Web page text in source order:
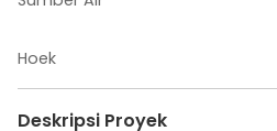
Hoek
Deskripsi Proyek